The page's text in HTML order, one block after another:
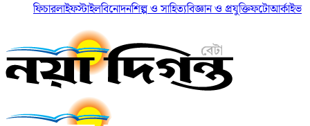
ফিচারলাইফস্টাইলবিনোদনশিল্প ও সাহিত্যবিজ্ঞান ও প্রযুক্তিফটোআর্কাইভ